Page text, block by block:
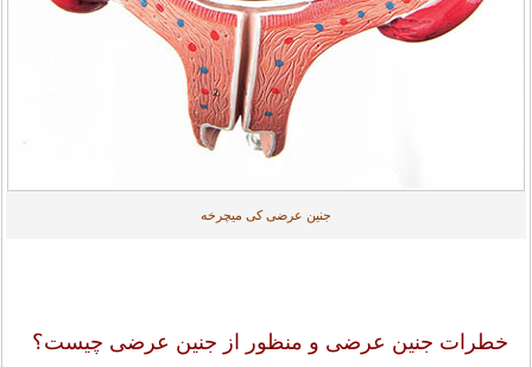
جنین عرضی کی میچرخه
خطرات جنین عرضی و منظور از جنین عرضی چیست؟